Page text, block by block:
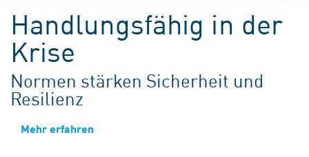
Handlungsfähig in der
Krise
Normen stärken Sicherheit und
Resilienz
Mehr erfahren